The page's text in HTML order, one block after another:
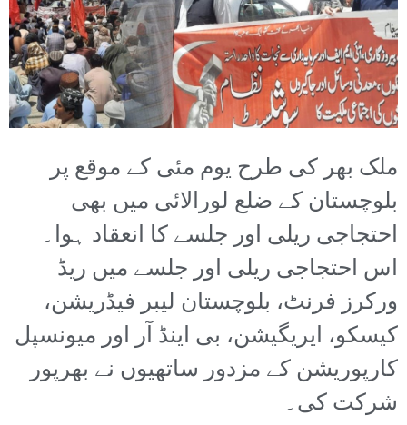
ملک بھر کی طرح یوم مئی کے موقع پر
بلوچستان کے ضلع لورالائی میں بھی
احتجاجی ریلی اور جلسے کا انعقاد ہوا۔
اس احتجاجی ریلی اور جلسے میں ریڈ
ورکرز فرنٹ، بلوچستان لیبر فیڈریشن،
کیسکو، ایریگیشن، بی اینڈ آر اور میونسپل
کارپوریشن کے مزدور ساتھیوں نے بھرپور
شرکت کی۔